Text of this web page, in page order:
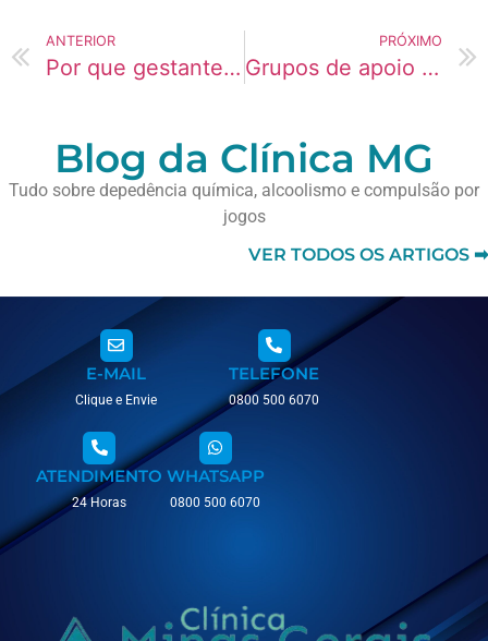
ANTERIOR
Por que gestantes está usando mais Codeína atualmente?
PRÓXIMO
Grupos de apoio para dependentes de MDMA: funcionam?
Blog da Clínica MG
Tudo sobre depedência química, alcoolismo e compulsão por
jogos
VER TODOS OS ARTIGOS ➡
E-MAIL
Clique e Envie
TELEFONE
0800 500 6070
ATENDIMENTO
24 Horas
WHATSAPP
0800 500 6070